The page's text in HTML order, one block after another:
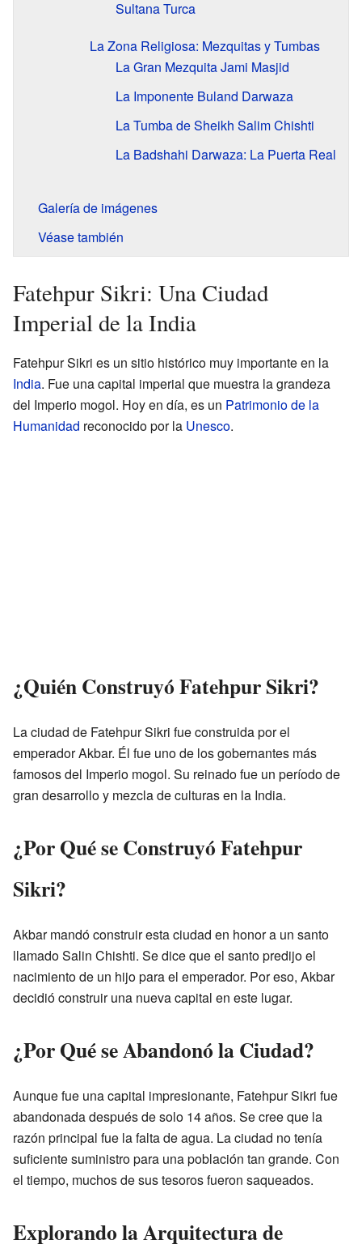
Sultana Turca
La Zona Religiosa: Mezquitas y Tumbas
La Gran Mezquita Jami Masjid
La Imponente Buland Darwaza
La Tumba de Sheikh Salim Chishti
La Badshahi Darwaza: La Puerta Real
Galería de imágenes
Véase también
Fatehpur Sikri: Una Ciudad
Imperial de la India
Fatehpur Sikri es un sitio histórico muy importante en la
India. Fue una capital imperial que muestra la grandeza
del Imperio mogol. Hoy en día, es un Patrimonio de la
Humanidad reconocido por la Unesco.
¿Quién Construyó Fatehpur Sikri?
La ciudad de Fatehpur Sikri fue construida por el
emperador Akbar. Él fue uno de los gobernantes más
famosos del Imperio mogol. Su reinado fue un período de
gran desarrollo y mezcla de culturas en la India.
¿Por Qué se Construyó Fatehpur
Sikri?
Akbar mandó construir esta ciudad en honor a un santo
llamado Salin Chishti. Se dice que el santo predijo el
nacimiento de un hijo para el emperador. Por eso, Akbar
decidió construir una nueva capital en este lugar.
¿Por Qué se Abandonó la Ciudad?
Aunque fue una capital impresionante, Fatehpur Sikri fue
abandonada después de solo 14 años. Se cree que la
razón principal fue la falta de agua. La ciudad no tenía
suficiente suministro para una población tan grande. Con
el tiempo, muchos de sus tesoros fueron saqueados.
Explorando la Arquitectura de